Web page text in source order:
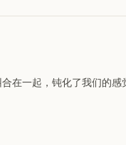
一起，钝化了我们的感